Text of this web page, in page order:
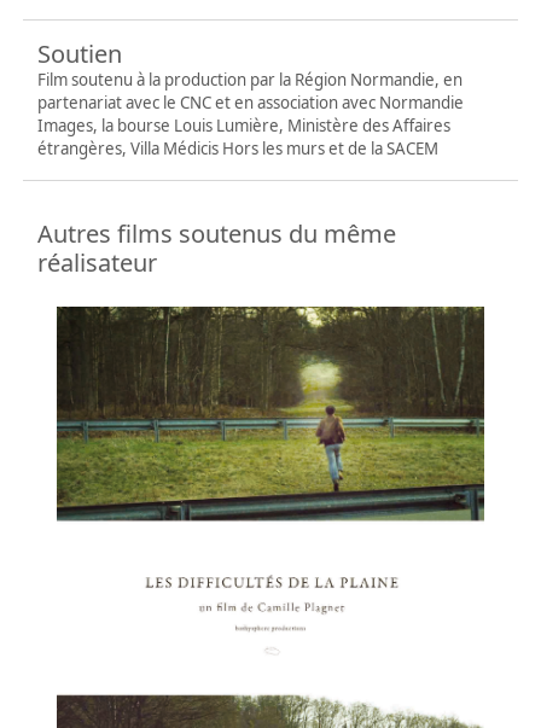
Soutien
Film soutenu à la production par la Région Normandie, en
partenariat avec le CNC et en association avec Normandie
Images, la bourse Louis Lumière, Ministère des Affaires
étrangères, Villa Médicis Hors les murs et de la SACEM
Autres films soutenus du même
réalisateur